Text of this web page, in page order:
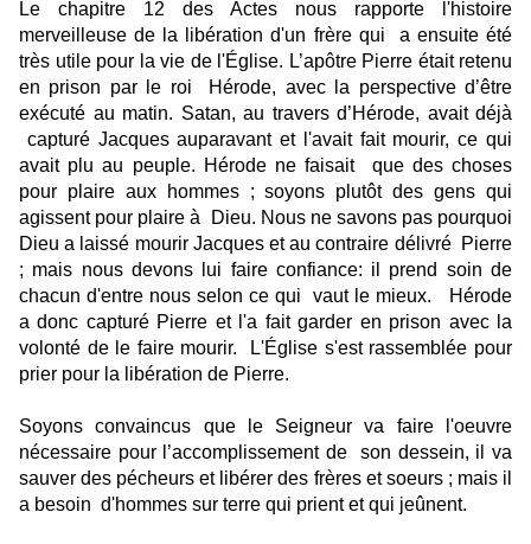
Le chapitre 12 des Actes nous rapporte l'histoire
merveilleuse de la libération d'un frère qui
a ensuite été
très utile pour la vie de l'Église. L’apôtre Pierre était retenu
en prison par le roi
Hérode, avec la perspective d’être
exécuté au matin. Satan, au travers d’Hérode, avait déjà
capturé Jacques auparavant et l'avait fait mourir, ce qui
avait plu au peuple. Hérode ne faisait
que des choses
pour plaire aux hommes ; soyons plutôt des gens qui
agissent pour plaire à
Dieu. Nous ne savons pas pourquoi
Dieu a laissé mourir Jacques et au contraire délivré Pierre
; mais nous devons lui faire confiance: il prend soin de
chacun d'entre nous selon ce qui
vaut le mieux.
Hérode
a donc capturé Pierre et l'a fait garder en prison avec la
volonté de le faire mourir.
L'Église s'est rassemblée pour
prier pour la libération de Pierre.
Soyons convaincus que le Seigneur va faire l'oeuvre
nécessaire pour l’accomplissement de
son dessein, il va
sauver des pécheurs et libérer des frères et soeurs ; mais il
a besoin d'hommes sur terre qui prient et qui jeûnent.